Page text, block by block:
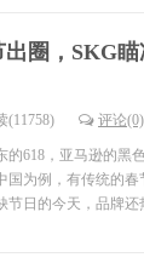
圈，SKG
(11758) 评论(0)
的618，亚马逊的
国为例，有传统的
日的今天，品牌